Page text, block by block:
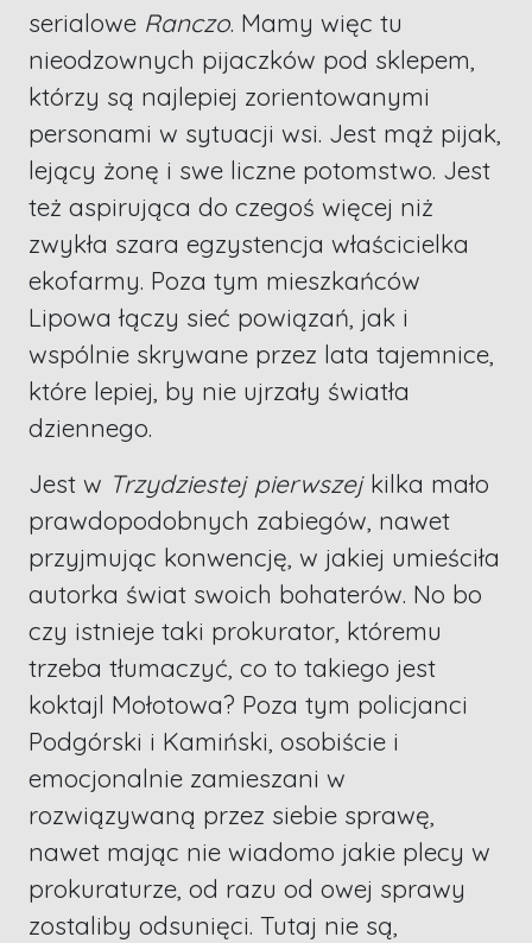
serialowe Ranczo. Mamy więc tu
nieodzownych pijaczków pod sklepem,
którzy są najlepiej zorientowanymi
personami w sytuacji wsi. Jest mąż pijak,
lejący żonę i swe liczne potomstwo. Jest
też aspirująca do czegoś więcej niż
zwykła szara egzystencja właścicielka
ekofarmy. Poza tym mieszkańców
Lipowa łączy sieć powiązań, jak i
wspólnie skrywane przez lata tajemnice,
które lepiej, by nie ujrzały światła
dziennego.
Jest w Trzydziestej pierwszejkilka mało
prawdopodobnych zabiegów, nawet
przyjmując konwencję, w jakiej umieściła
autorka świat swoich bohaterów. No bo
czy istnieje taki prokurator, któremu
trzeba tłumaczyć, co to takiego jest
koktajl Mołotowa? Poza tym policjanci
Podgórski i Kamiński, osobiście i
emocjonalnie zamieszani w
rozwiązywaną przez siebie sprawę,
nawet mając nie wiadomo jakie plecy w
prokuraturze, od razu od owej sprawy
zostaliby odsunięci. Tutaj nie są,